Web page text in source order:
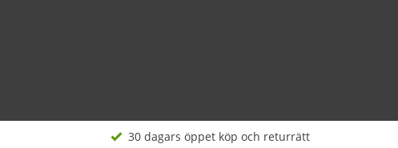
30 dagars öppet köp och returrätt